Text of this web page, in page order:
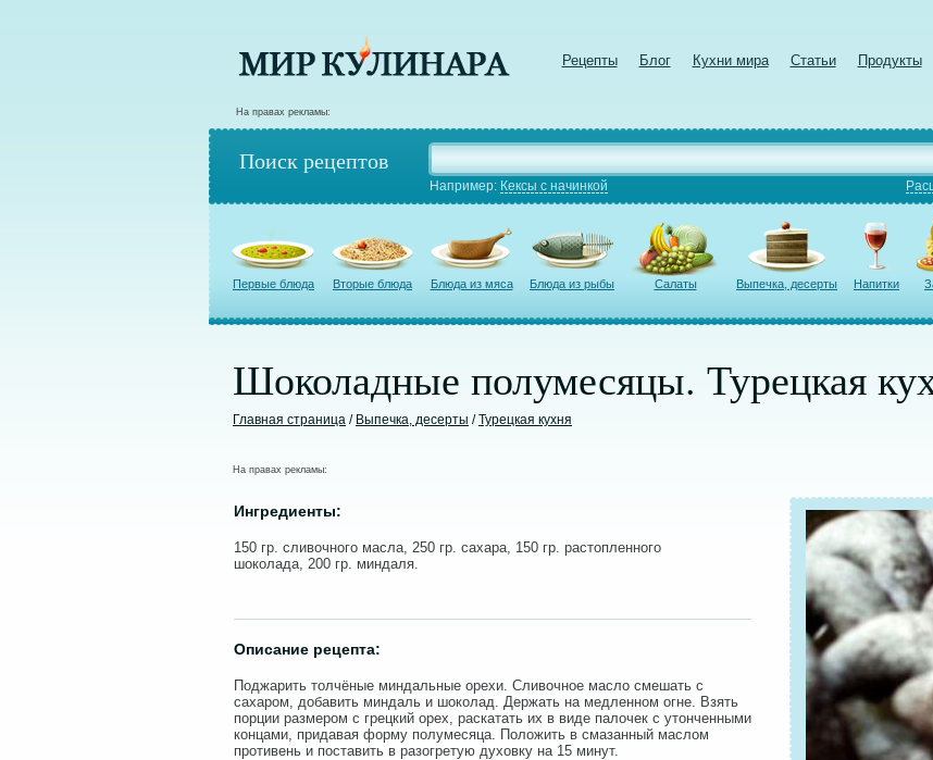
Рецепты Блог Кухни мира Статьи Продукты
На правах рекламы:
Поиск рецептов
Например: Кексы с начинкой
Первые блюда Вторые блюда Блюда из мяса Блюда из рыбы Салаты Выпечка, десерты Напитки
Шоколадные полумесяцы. Турецкая
Главная страница / Выпечка, десерты /Турецкая кухня
На правах рекламы:
Ингредиенты:
150 гр. сливочного масла, 250 гр. сахара, 150 гр. растопленного
шоколада, 200 гр. миндаля.
Описание рецепта:
Поджарить толчёные миндальные орехи. Сливочное масло смешать с
сахаром, добавить миндаль и шоколад. Держать на медленном огне. Взять
порции размером с грецкий орех, раскатать их в виде палочек с утонченными
концами, придавая форму полумесяца. Положить в смазанный маслом
противень и поставить в разогретую духовку на 15 минут.